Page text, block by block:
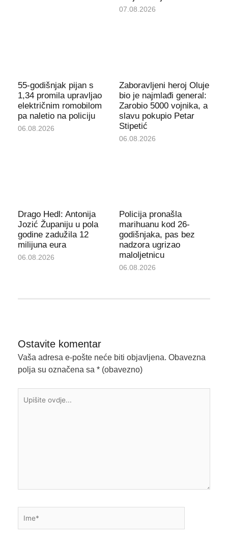
07.08.2026
55-godišnjak pijan s
1,34 promila upravljao
električnim romobilom
pa naletio na policiju
06.08.2026
Zaboravljeni heroj Oluje
bio je najmlađi general:
Zarobio 5000 vojnika, a
slavu pokupio Petar
Stipetić
06.08.2026
Drago Hedl: Antonija
Jozić Županiju u pola
godine zadužila 12
milijuna eura
06.08.2026
Policija pronašla
marihuanu kod 26-
godišnjaka, pas bez
nadzora ugrizao
maloljetnicu
06.08.2026
Ostavite komentar
Vaša adresa e-pošte neće biti objavljena. Obavezna
polja su označena sa * (obavezno)
ovdje...